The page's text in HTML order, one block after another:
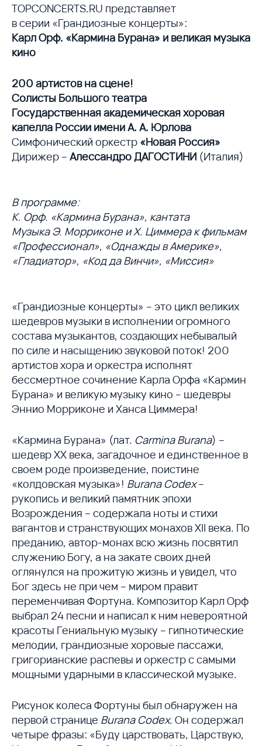
TOPCONCERTS.RU представляет
в серии «Грандиозные концерты»:
Карл Орф. «Кармина Бурана» и великая музыка
кино
200 артистов на сцене!
Солисты Большого театра
Государственная академическая хоровая
капелла России имени А. А. Юрлова
Симфонический оркестр «Новая Россия»
Дирижер – Алессандро ДАГОСТИНИ (Италия)
В программе:
К. Орф. «Кармина Бурана», кантата
Музыка Э. Морриконе и Х. Циммера к фильмам
«Профессионал», «Однажды в Америке»,
«Гладиатор», «Код да Винчи», «Миссия»
«Грандиозные концерты» – это цикл великих
шедевров музыки в исполнении огромного
состава музыкантов, создающих небывалый
по силе и насыщению звуковой поток! 200
артистов хора и оркестра исполнят
бессмертное сочинение Карла Орфа «Кармин
Бурана» и великую музыку кино – шедевры
Эннио Морриконе и Ханса Циммера!
«Кармина Бурана» (лат. Carmina Burana) –
шедевр XX века, загадочное и единственное в
своем роде произведение, поистине
«колдовская музыка»! Burana Codex–
рукопись и великий памятник эпохи
Возрождения – содержала ноты и стихи
вагантов и странствующих монахов XII века. По
преданию, автор-монах всю жизнь посвятил
служению Богу, а на закате своих дней
оглянулся на прожитую жизнь и увидел, что
Бог здесь не при чем – миром правит
переменчивая Фортуна. Композитор Карл Орф
выбрал 24 песни и написал к ним невероятной
красоты Гениальную музыку – гипнотические
мелодии, грандиозные хоровые пассажи,
григорианские распевы и оркестр с самыми
мощными ударными в классической музыке.
Рисунок колеса Фортуны был обнаружен на
первой странице Burana Codex. Он содержал
четыре фразы: «Буду царствовать, Царствую,